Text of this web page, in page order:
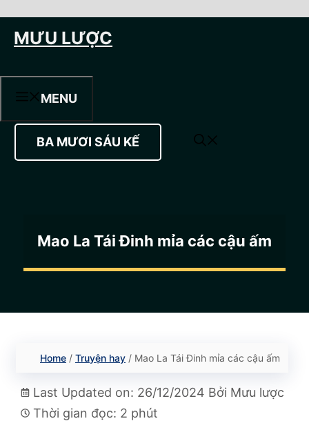
đếnMƯU LƯỢC
MENU
BA MƯƠI SÁU KẾ
Mao La Tái Đinh mỉa các cậu ấm
Home / Truyện hay / Mao La Tái Đinh mỉa các cậu ấm
Last Updated on: 26/12/2024 Bởi Mưu lược
Thời gian đọc: 2 phút